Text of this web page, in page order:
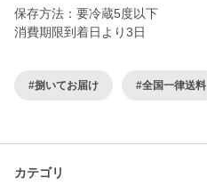
保存方法：要冷蔵5度以下
消費期限到着日より3日
#捌いてお届け #全国一律送料
カテゴリ